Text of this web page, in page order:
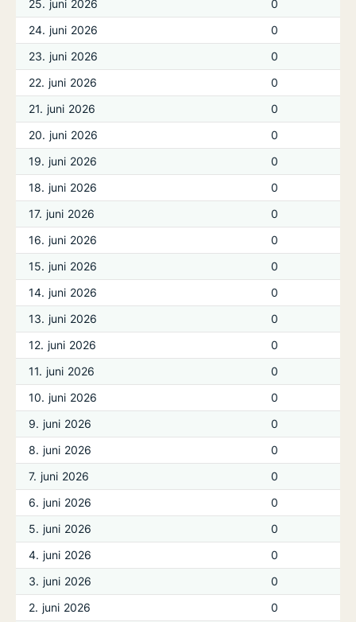
25. juni 2026
0
24. juni 2026
0
23. juni 2026
0
22. juni 2026
0
21. juni 2026
0
20. juni 2026
0
19. juni 2026
0
18. juni 2026
0
17. juni 2026
0
16. juni 2026
0
15. juni 2026
0
14. juni 2026
0
13. juni 2026
0
12. juni 2026
0
11. juni 2026
0
10. juni 2026
0
9. juni 2026
0
8. juni 2026
0
7. juni 2026
0
6. juni 2026
0
5. juni 2026
0
4. juni 2026
0
3. juni 2026
0
2. juni 2026
0